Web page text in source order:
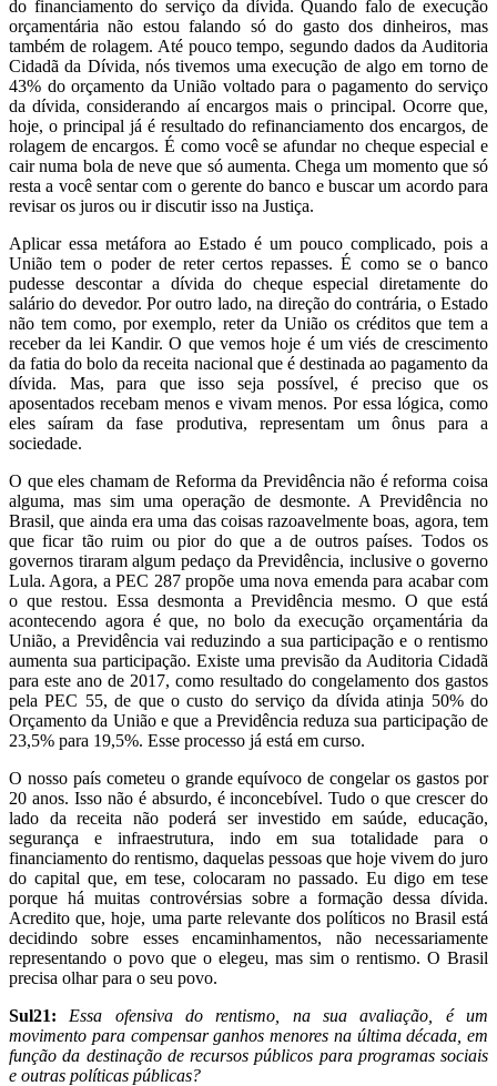
do financiamento do serviço da dívida. Quando falo de execução
orçamentária não estou falando só do gasto dos dinheiros, mas
também de rolagem. Até pouco tempo, segundo dados da Auditoria
Cidadã da Dívida, nós tivemos uma execução de algo em torno de
43% do orçamento da União voltado para o pagamento do serviço
da dívida, considerando aí encargos mais o principal. Ocorre que,
hoje, o principal já é resultado do refinanciamento dos encargos, de
rolagem de encargos. É como você se afundar no cheque especial e
cair numa bola de neve que só aumenta. Chega um momento que só
resta a você sentar com o gerente do banco e buscar um acordo para
revisar os juros ou ir discutir isso na Justiça.
Aplicar essa metáfora ao Estado é um pouco complicado, pois a
União tem o poder de reter certos repasses. É como se o banco
pudesse descontar a dívida do cheque especial diretamente do
salário do devedor. Por outro lado, na direção do contrária, o Estado
não tem como, por exemplo, reter da União os créditos que tem a
receber da lei Kandir. O que vemos hoje é um viés de crescimento
da fatia do bolo da receita nacional que é destinada ao pagamento da
dívida. Mas, para que isso seja possível, é preciso que os
aposentados recebam menos e vivam menos. Por essa lógica, como
eles saíram da fase produtiva, representam um ônus para a
sociedade.
O que eles chamam de Reforma da Previdência não é reforma coisa
alguma, mas sim uma operação de desmonte. A Previdência no
Brasil, que ainda era uma das coisas razoavelmente boas, agora, tem
que ficar tão ruim ou pior do que a de outros países. Todos os
governos tiraram algum pedaço da Previdência, inclusive o governo
Lula. Agora, a PEC 287 propõe uma nova emenda para acabar com
o que restou. Essa desmonta a Previdência mesmo. O que está
acontecendo agora é que, no bolo da execução orçamentária da
União, a Previdência vai reduzindo a sua participação e o rentismo
aumenta sua participação. Existe uma previsão da Auditoria Cidadã
para este ano de 2017, como resultado do congelamento dos gastos
pela PEC 55, de que o custo do serviço da dívida atinja 50% do
Orçamento da União e que a Previdência reduza sua participação de
23,5% para 19,5%. Esse processo já está em curso.
O nosso país cometeu o grande equívoco de congelar os gastos por
20 anos. Isso não é absurdo, é inconcebível. Tudo o que crescer do
lado da receita não poderá ser investido em saúde, educação,
segurança e infraestrutura, indo em sua totalidade para o
financiamento do rentismo, daquelas pessoas que hoje vivem do juro
do capital que, em tese, colocaram no passado. Eu digo em tese
porque há muitas controvérsias sobre a formação dessa dívida.
Acredito que, hoje, uma parte relevante dos políticos no Brasil está
decidindo sobre esses encaminhamentos, não necessariamente
representando o povo que o elegeu, mas sim o rentismo. O Brasil
precisa olhar para o seu povo.
Sul21:
Essa ofensiva do rentismo, na sua avaliação, é um
movimento para compensar ganhos menores na última década, em
função da destinação de recursos públicos para programas sociais
e outras políticas públicas?